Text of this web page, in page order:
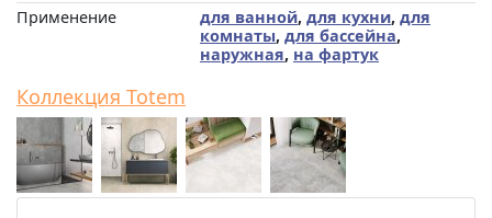
Применение
для ванной, для кухни, для
комнаты, для бассейна,
наружная, на фартук
Коллекция Totem